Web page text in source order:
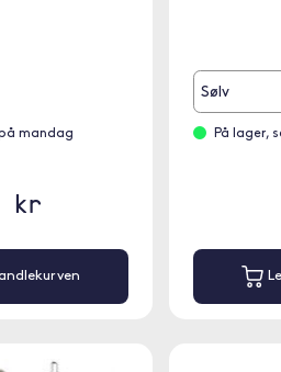
mandag
kr
Sølv
På lager,